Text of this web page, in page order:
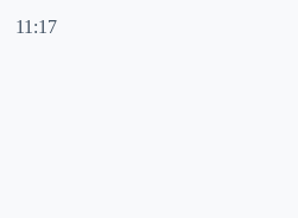
11:17